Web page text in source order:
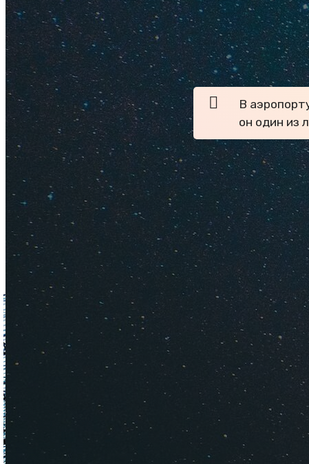
стороны.
Ищите дешевые
авиакомпаний.
В
он один из
Как
Как